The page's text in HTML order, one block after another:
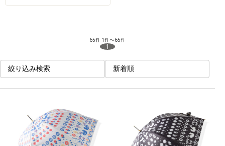
65件 1件～65件
1
絞り込み検索 新着順